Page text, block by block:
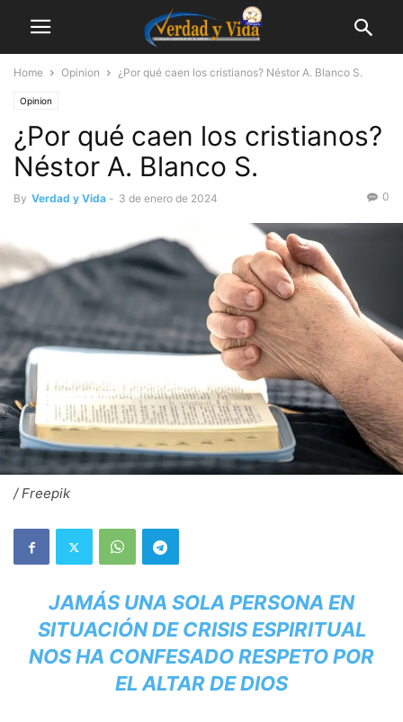
Home Opinion ¿Por qué caen los cristianos? Néstor A. Blanco S.
Opinion
¿Por qué caen los cristianos?
Néstor A. Blanco S.
By Verdad y Vida - 3 de enero de 2024 0
/ Freepik
JAMÁS UNA SOLA PERSONA EN
SITUACIÓN DE CRISIS ESPIRITUAL
NOS HA CONFESADO RESPETO POR
EL ALTAR DE DIOS